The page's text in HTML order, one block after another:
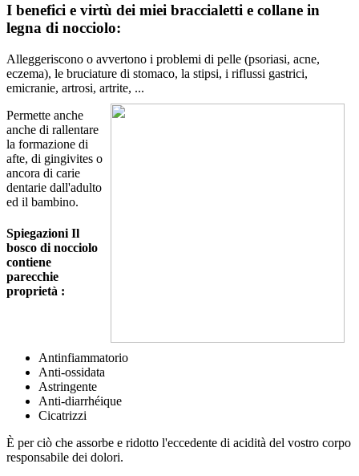
I benefici e virtù dei miei braccialetti e collane in
legna di nocciolo:
Alleggeriscono o avvertono i problemi di pelle (psoriasi, acne,
eczema), le bruciature di stomaco, la stipsi, i riflussi gastrici,
emicranie, artrosi, artrite, ...
Permette anche
anche di rallentare
la formazione di
afte, di gingivites o
ancora di carie
dentarie dall'adulto
ed il bambino.
Spiegazioni Il
bosco di nocciolo
contiene
parecchie
proprietà :
Antinfiammatorio
Anti-ossidata
Astringente
Anti-diarrhéique
Cicatrizzi
È per ciò che assorbe e ridotto l'eccedente di acidità del vostro corpo
responsabile dei dolori.